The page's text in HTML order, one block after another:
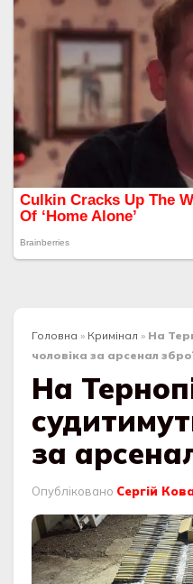
Головна » Кримінал » На
чоловіка за арсенал
На
за
Опубліковано Сергій